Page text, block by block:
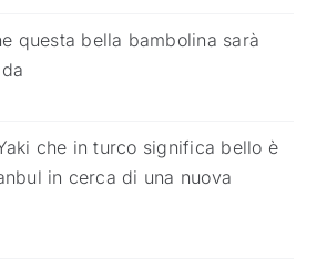
questa bella bambolina sarà
che in turco significa bello è
in cerca di una nuova